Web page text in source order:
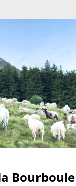
Bourboule